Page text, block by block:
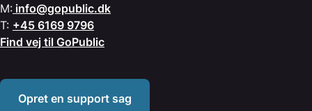
M: info@gopublic.dk
T: +45 6169 9796
Find vej til GoPublic
Opret en support sag